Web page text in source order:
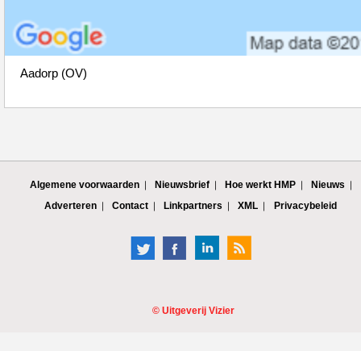
Aadorp (OV)
Algemene voorwaarden Nieuwsbrief Hoe werkt HMP
Nieuws
Adverteren
Contact Linkpartners XML Privacybeleid
© Uitgeverij Vizier